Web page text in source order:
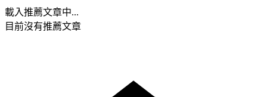
載入推薦文章中...
目前沒有推薦文章